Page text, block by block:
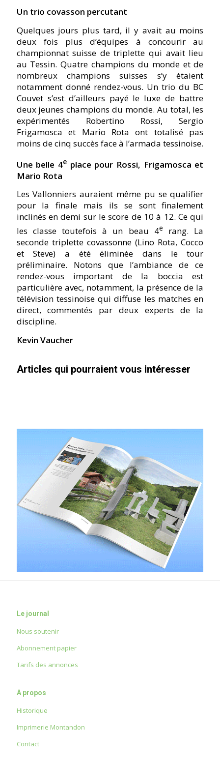
Un trio covasson percutant
Quelques jours plus tard, il y avait au moins
deux fois plus d’équipes à concourir au
championnat suisse de triplette qui avait lieu
au Tessin. Quatre champions du monde et de
nombreux champions suisses s’y étaient
notamment donné rendez-vous. Un trio du BC
Couvet s’est d’ailleurs payé le luxe de battre
deux jeunes champions du monde. Au total, les
expérimentés Robertino Rossi, Sergio
Frigamosca et Mario Rota ont totalisé pas
moins de cinq succès face à l’armada tessinoise.
Une belle 4eplace pour Rossi, Frigamosca et
Mario Rota
Les Vallonniers auraient même pu se qualifier
pour la finale mais ils se sont finalement
inclinés en demi sur le score de 10 à 12. Ce qui
les classe toutefois à un beau 4e
rang. La
seconde triplette covassonne (Lino Rota, Cocco
et Steve) a été éliminée dans le tour
préliminaire. Notons que l’ambiance de ce
rendez-vous important de la boccia est
particulière avec, notamment, la présence de la
télévision tessinoise qui diffuse les matches en
direct, commentés par deux experts de la
discipline.
Kevin Vaucher
Articles qui pourraient vous intéresser
Le journal
Nous soutenir
Abonnement papier
Tarifs des annonces
À propos
Historique
Imprimerie Montandon
Contact